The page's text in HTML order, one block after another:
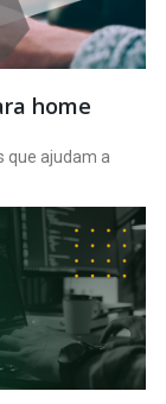
home
que ajudam a